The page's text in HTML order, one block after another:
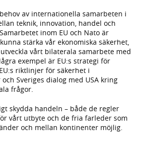
av internationella samarbeten i
teknik, innovation, handel och
inom EU och Nato är
stärka vår ekonomiska säkerhet,
vårt bilaterala samarbete med
exempel är EU:s strategi för
riktlinjer för säkerhet i
Sveriges dialog med USA kring
frågor.
skydda handeln – både de regler
vårt utbyte och de fria farleder som
och mellan kontinenter möjlig.